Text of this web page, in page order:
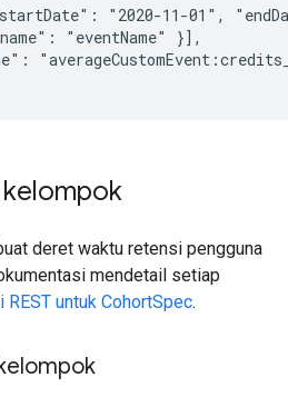
"2020-11-01",
"eventName" }],
deret waktu retensi pengguna
mendetail setiap
untuk CohortSpec.